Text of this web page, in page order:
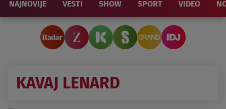
NAJNOVIJE VESTI SHOW SPORT VIDEO
KAVAJ LENARD